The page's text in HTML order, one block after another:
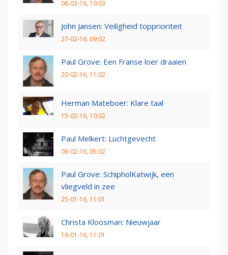
08-03-16, 10:03
John Jansen: Veiligheid topprioriteit
27-02-16, 09:02
Paul Grove: Een Franse loer draaien
20-02-16, 11:02
Herman Mateboer: Klare taal
15-02-16, 10:02
Paul Melkert: Luchtgevecht
08-02-16, 05:02
Paul Grove: SchipholKatwijk, een
vliegveld in zee
25-01-16, 11:01
Christa Kloosman: Nieuwjaar
16-01-16, 11:01